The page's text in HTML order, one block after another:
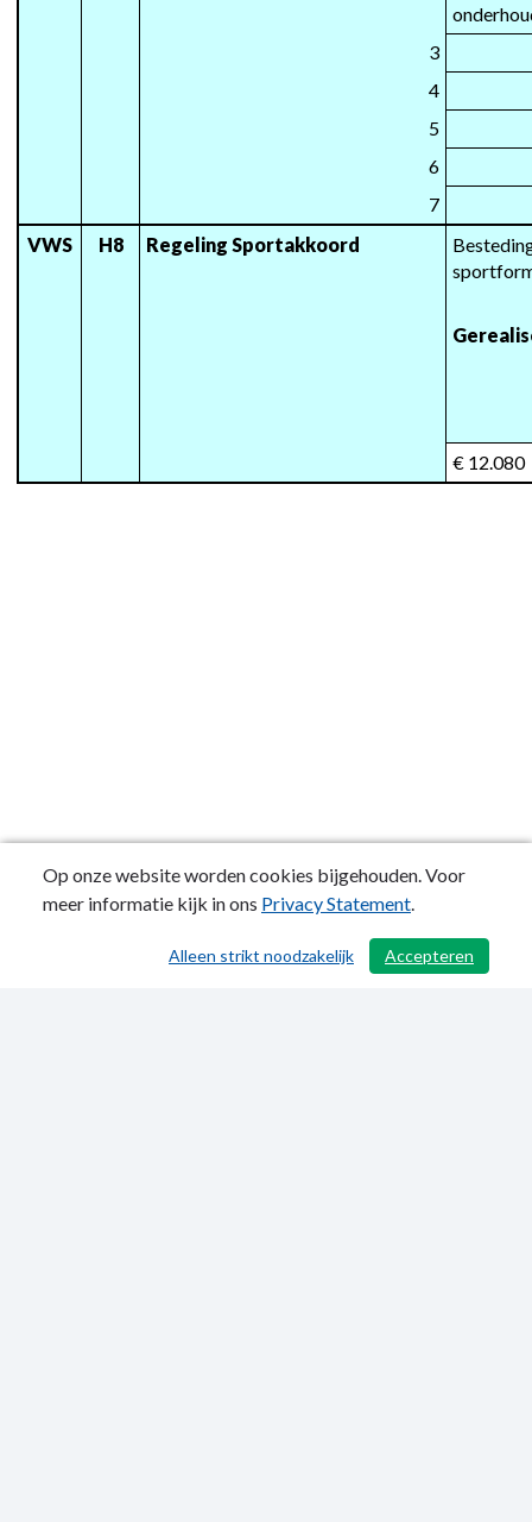
3
4
5
6
7
VWS
H8 Regeling Sportakkoord
€ 12.080
/ 496
Op onze website worden cookies bijgehouden. Voor
meer informatie kijk in ons Privacy Statement.
Accepteren
Alleen strikt noodzakelijk